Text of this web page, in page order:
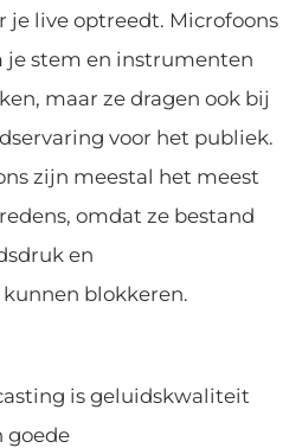
je live optreedt. Microfoons
je stem en instrumenten
maar ze dragen ook bij
voor het publiek.
zijn meestal het meest
omdat ze bestand
en
blokkeren.
is geluidskwaliteit
goede